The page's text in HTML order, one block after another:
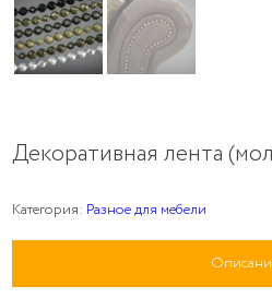
Декоративная лента
Категория: Разное для мебели